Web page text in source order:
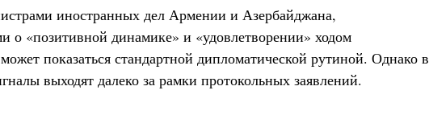
иностранных дел Армении и Азербайджана,
о «позитивной динамике» и «удовлетворении» ходом
показаться стандартной дипломатической рутиной. Однако в
выходят далеко за рамки протокольных заявлений.